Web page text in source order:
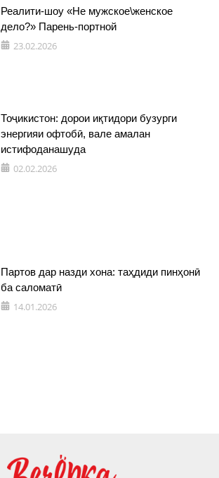
Реалити-шоу «Не мужское\женское
дело?» Парень-портной
23.02.2026
Тоҷикистон: дорои иқтидори бузурги
энергияи офтобӣ, вале амалан
истифоданашуда
02.02.2026
Партов дар назди хона: таҳдиди пинҳонӣ
ба саломатӣ
14.01.2026